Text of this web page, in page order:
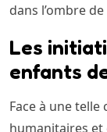
dans l’ombre
Les
enfants
Face à une
humanitaires